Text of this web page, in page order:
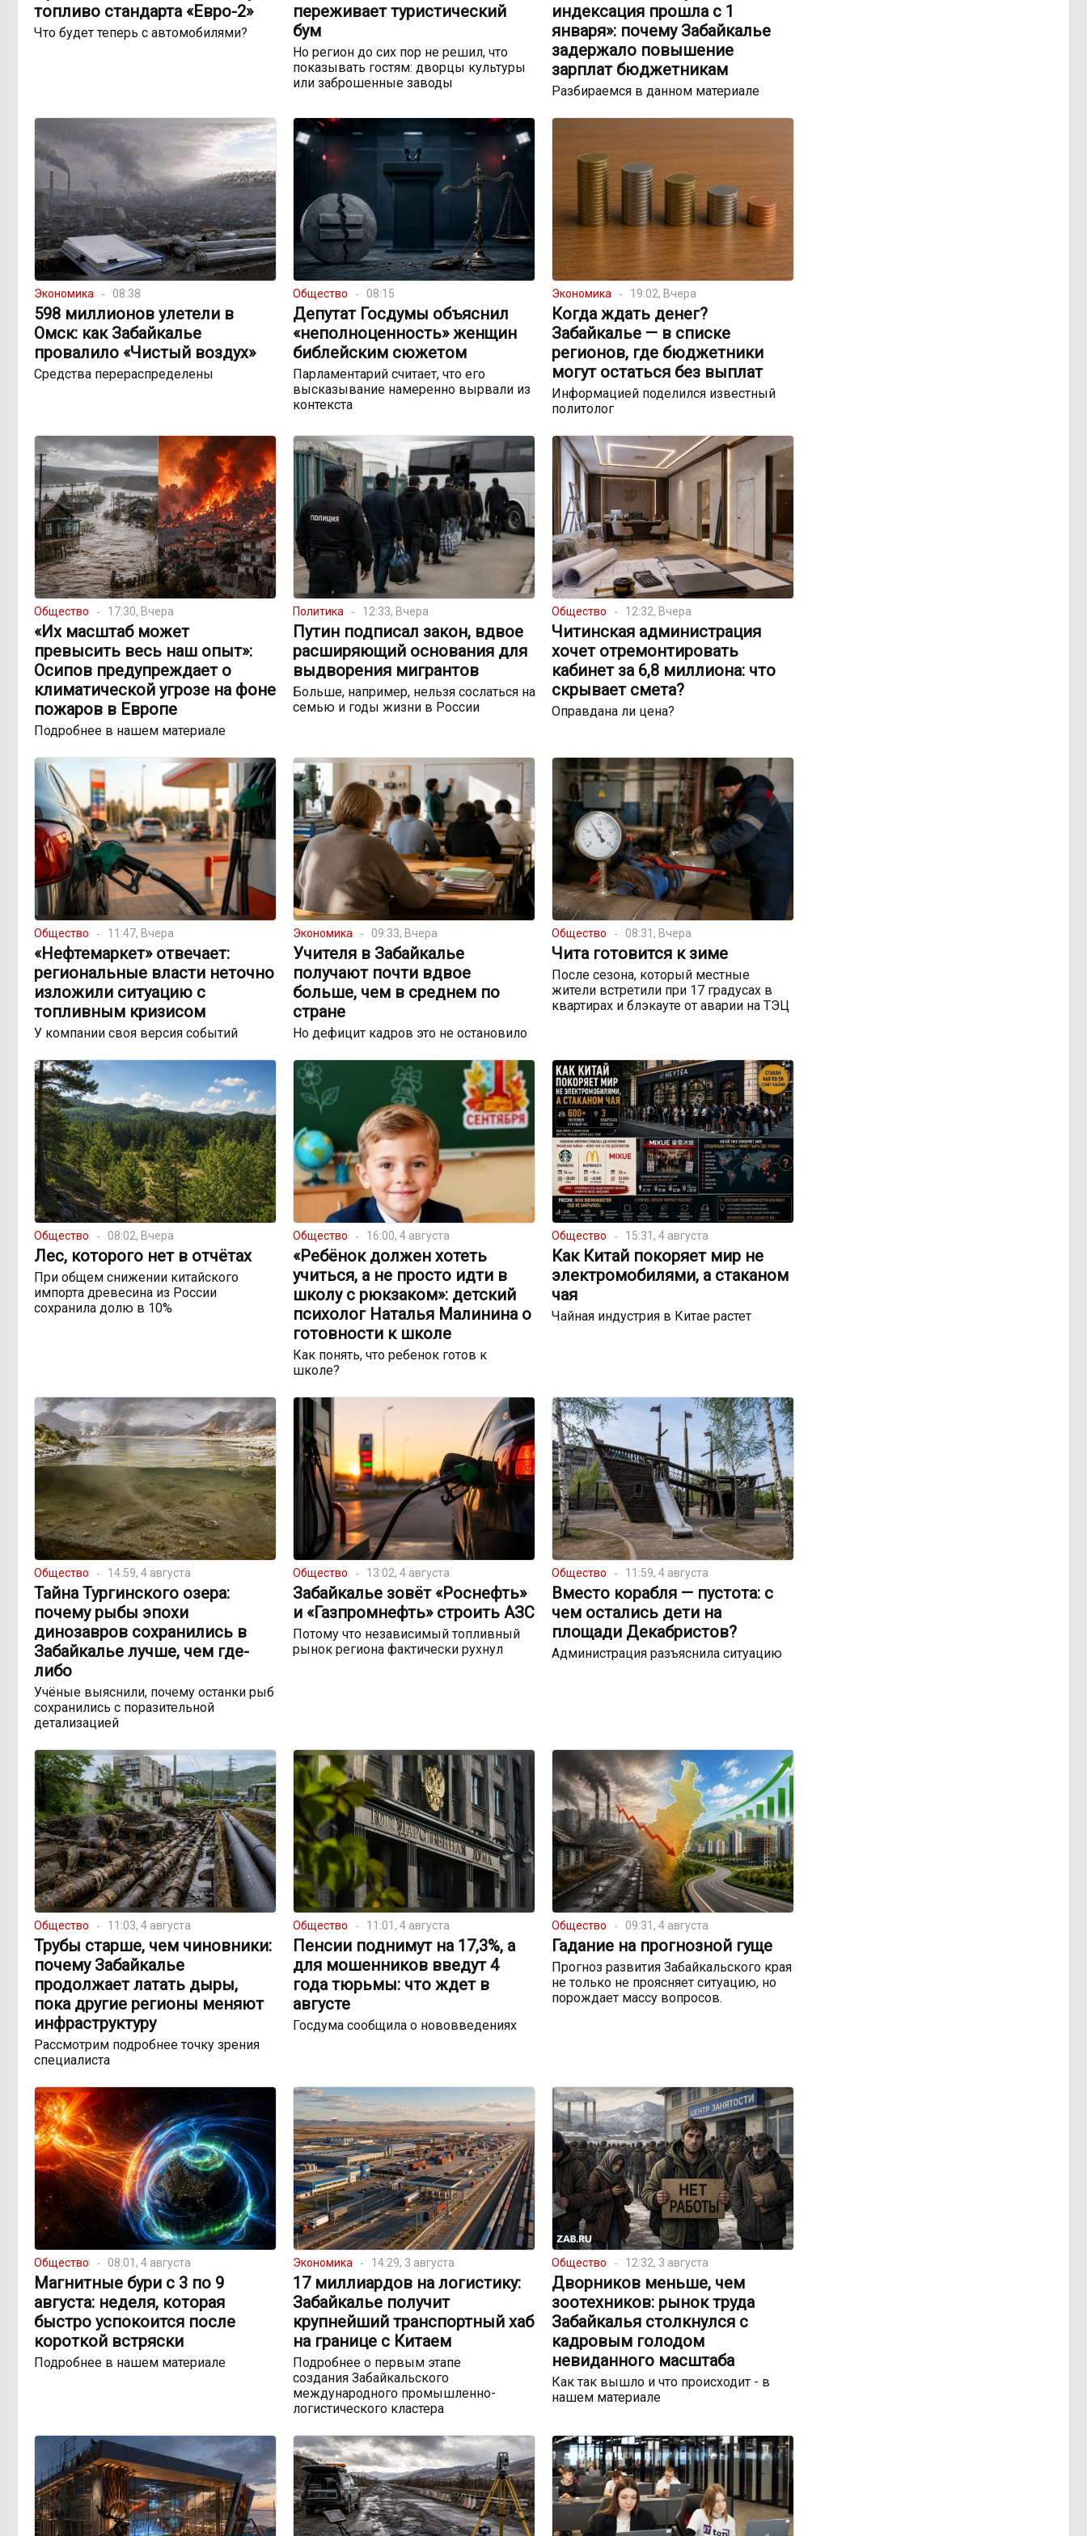
топливо стандарта «Евро-2»
Что будет теперь с автомобилями?
переживает туристический
бум
Но регион до сих пор не решил, что
показывать гостям: дворцы культуры
или заброшенные заводы
индексация прошла с 1
января»: почему Забайкалье
задержало повышение
зарплат бюджетникам
Разбираемся в данном материале
Экономика 08:38
598 миллионов улетели в
Омск: как Забайкалье
провалило «Чистый воздух»
Средства перераспределены
Общество 08:15
Депутат Госдумы объяснил
«неполноценность» женщин
библейским сюжетом
Парламентарий считает, что его
высказывание намеренно вырвали из
контекста
Экономика 19:02, Вчера
Когда ждать денег?
Забайкалье — в списке
регионов, где бюджетники
могут остаться без выплат
Информацией поделился известный
политолог
Общество 17:30, Вчера
«Их масштаб может
превысить весь наш опыт»:
Осипов предупреждает о
климатической угрозе на фоне
пожаров в Европе
Подробнее в нашем материале
Политика 12:33, Вчера
Путин подписал закон, вдвое
расширяющий основания для
выдворения мигрантов
Больше, например, нельзя сослаться на
семью и годы жизни в России
Общество 12:32, Вчера
Читинская администрация
хочет отремонтировать
кабинет за 6,8 миллиона: что
скрывает смета?
Оправдана ли цена?
Общество 11:47, Вчера
«Нефтемаркет» отвечает:
региональные власти неточно
изложили ситуацию с
топливным кризисом
У компании своя версия событий
Экономика 09:33, Вчера
Учителя в Забайкалье
получают почти вдвое
больше, чем в среднем по
стране
Но дефицит кадров это не остановило
Общество 08:31, Вчера
Чита готовится к зиме
После сезона, который местные
жители встретили при 17 градусах в
квартирах и блэкауте от аварии на ТЭЦ
Общество 08:02, Вчера
Лес, которого нет в отчётах
При общем снижении китайского
импорта древесина из России
сохранила долю в 10%
Общество 16:00, 4 августа
«Ребёнок должен хотеть
учиться, а не просто идти в
школу с рюкзаком»: детский
психолог Наталья Малинина о
готовности к школе
Как понять, что ребенок готов к
школе?
Общество 15:31, 4 августа
Как Китай покоряет мир не
электромобилями, а стаканом
чая
Чайная индустрия в Китае растет
Общество 14:59, 4 августа
Тайна Тургинского озера:
почему рыбы эпохи
динозавров сохранились в
Забайкалье лучше, чем где-
либо
Учёные выяснили, почему останки рыб
сохранились с поразительной
детализацией
Общество 13:02, 4 августа
Забайкалье зовёт «Роснефть»
и «Газпромнефть» строить АЗС
Потому что независимый топливный
рынок региона фактически рухнул
Общество 11:59, 4 августа
Вместо корабля — пустота: с
чем остались дети на
площади Декабристов?
Администрация разъяснила ситуацию
Общество 11:03, 4 августа
Трубы старше, чем чиновники:
почему Забайкалье
продолжает латать дыры,
пока другие регионы меняют
инфраструктуру
Рассмотрим подробнее точку зрения
специалиста
Общество 11:01, 4 августа
Пенсии поднимут на 17,3%, а
для мошенников введут 4
года тюрьмы: что ждет в
августе
Госдума сообщила о нововведениях
Общество 09:31, 4 августа
Гадание на прогнозной гуще
Прогноз развития Забайкальского края
не только не проясняет ситуацию, но
порождает массу вопросов.
Общество 08:01, 4 августа
Магнитные бури с 3 по 9
августа: неделя, которая
быстро успокоится после
короткой встряски
Подробнее в нашем материале
Экономика 14:29, 3 августа
17 миллиардов на логистику:
Забайкалье получит
крупнейший транспортный хаб
на границе с Китаем
Подробнее о первым этапе
создания Забайкальского
международного промышленно-
логистического кластера
Общество 12:32, 3 августа
Дворников меньше, чем
зоотехников: рынок труда
Забайкалья столкнулся с
кадровым голодом
невиданного масштаба
Как так вышло и что происходит - в
нашем материале